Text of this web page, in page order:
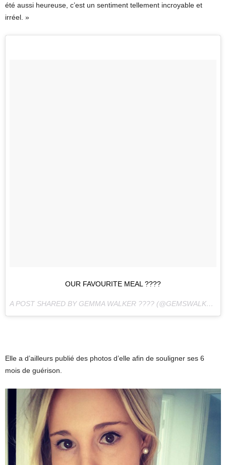
été aussi heureuse, c’est un sentiment tellement incroyable et
irréel. »
OUR FAVOURITE MEAL ????
A POST SHARED BY GEMMA WALKER ???? (@GEMSWALKER) ON
Elle a d’ailleurs publié des photos d’elle afin de souligner ses 6
mois de guérison.